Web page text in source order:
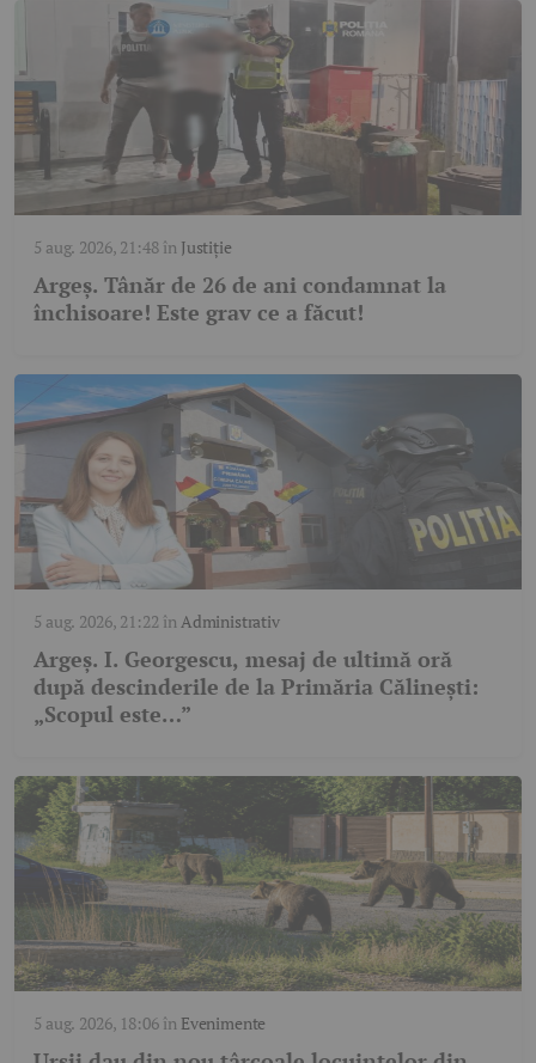
5 aug. 2026, 21:48în Justiție
Argeș. Tânăr de 26 de ani condamnat la
închisoare! Este grav ce a făcut!
5 aug. 2026, 21:22 în Administrativ
Argeș. I. Georgescu, mesaj de ultimă oră
după descinderile de la Primăria Călinești:
„Scopul este…”
5 aug. 2026, 18:06în Evenimente